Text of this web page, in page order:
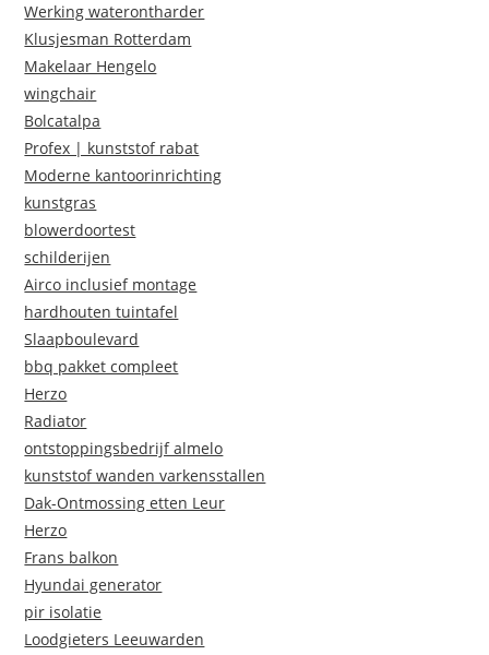
Werking waterontharder
Klusjesman Rotterdam
Makelaar Hengelo
wingchair
Bolcatalpa
Profex | kunststof rabat
Moderne kantoorinrichting
kunstgras
blowerdoortest
schilderijen
Airco inclusief montage
hardhouten tuintafel
Slaapboulevard
bbq pakket compleet
Herzo
Radiator
ontstoppingsbedrijf almelo
kunststof wanden varkensstallen
Dak-Ontmossing etten Leur
Herzo
Frans balkon
Hyundai generator
pir isolatie
Loodgieters Leeuwarden